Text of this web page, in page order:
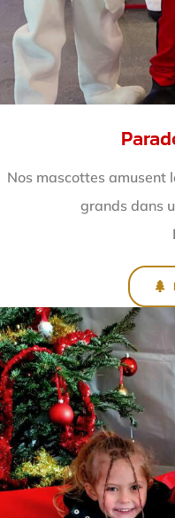
Nos mascottes amusent
grands dans